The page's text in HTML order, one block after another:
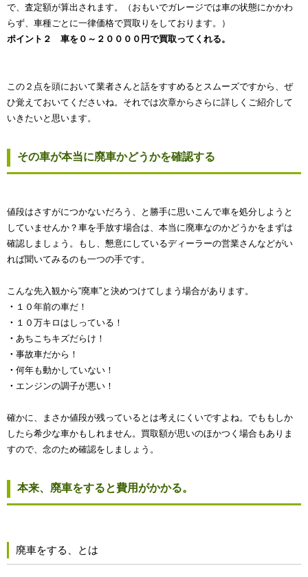
で、査定額が算出されます。（おもいでガレージでは車の状態にかかわ
らず、車種ごとに一律価格で買取りをしております。）
ポイント２ 車を０～２００００円で買取ってくれる。
この２点を頭において業者さんと話をすすめるとスムーズですから、ぜ
ひ覚えておいてくださいね。それでは次章からさらに詳しくご紹介して
いきたいと思います。
その車が本当に廃車かどうかを確認する
値段はさすがにつかないだろう、と勝手に思いこんで車を処分しようと
していませんか？車を手放す場合は、本当に廃車なのかどうかをまずは
確認しましょう。もし、懇意にしているディーラーの営業さんなどがい
れば聞いてみるのも一つの手です。
こんな先入観から“廃車”と決めつけてしまう場合があります。
・ １０年前の車だ！
・ １０万キロはしっている！
・ あちこちキズだらけ！
・ 事故車だから！
・ 何年も動かしていない！
・ エンジンの調子が悪い！
確かに、まさか値段が残っているとは考えにくいですよね。でももしか
したら希少な車かもしれません。買取額が思いのほかつく場合もありま
すので、念のため確認をしましょう。
本来、廃車をすると費用がかかる。
廃車をする、とは